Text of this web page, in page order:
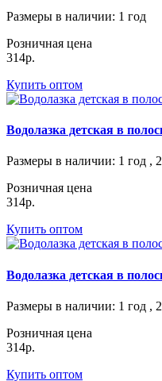
Размеры в наличии: 1 год
Розничная цена
314р.
Купить оптом
Водолазка детская в
Размеры в наличии: 1 год ,
Розничная цена
314р.
Купить оптом
Водолазка детская в
Размеры в наличии: 1 год ,
Розничная цена
314р.
Купить оптом